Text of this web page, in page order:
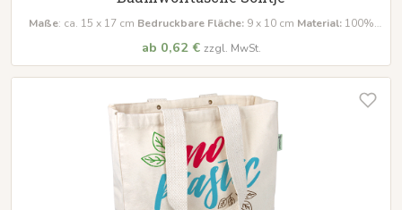
Maße: ca. 15 x 17 cm Bedruckbare Fläche:9 x 10 cm Material:100%
ab 0,62 € zzgl. MwSt.